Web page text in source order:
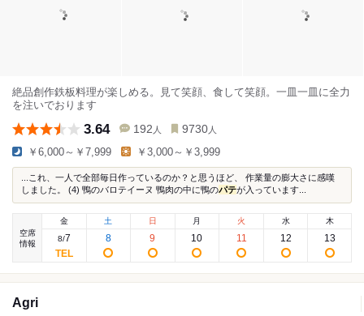
絶品創作鉄板料理が楽しめる。見て笑顔、食して笑顔。一皿一皿に全力
を注いでおります
3.64 192 人 9730 人
￥6,000～￥7,999 ￥3,000～￥3,999
...これ、一人で全部毎日作っているのか？と思うほど、 作業量の膨大さに感嘆
しました。 (4) 鴨のバロテイーヌ 鴨肉の中に鴨のパテが入っています...
空席
情報
金
8/7
土
8
日
9
月
10
火
11
水
12
木
13
Agri